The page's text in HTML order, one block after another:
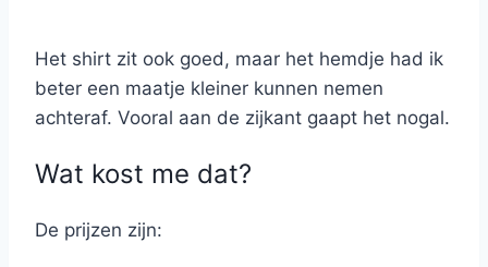
Het shirt zit ook goed, maar het hemdje had ik
beter een maatje kleiner kunnen nemen
achteraf. Vooral aan de zijkant gaapt het nogal.
Wat kost me dat?
De prijzen zijn: